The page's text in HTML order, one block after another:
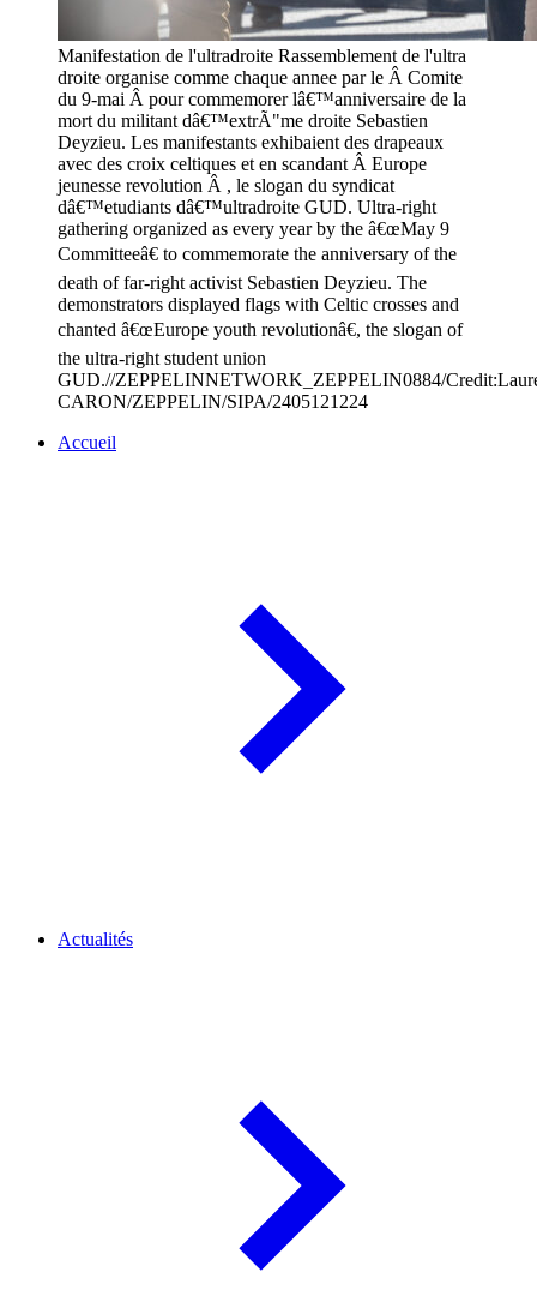
Manifestation de l'ultradroite Rassemblement de l'ultra
droite organise comme chaque annee par le Â Comite
du 9-mai Â pour commemorer lâ€™anniversaire de la
mort du militant dâ€™extrÃ"me droite Sebastien
Deyzieu. Les manifestants exhibaient des drapeaux
avec des croix celtiques et en scandant Â Europe
jeunesse revolution Â , le slogan du syndicat
dâ€™etudiants dâ€™ultradroite GUD. Ultra-right
gathering organized as every year by the â€œMay 9
Committeeâ€ to commemorate the anniversary of the
death of far-right activist Sebastien Deyzieu. The
demonstrators displayed flags with Celtic crosses and
chanted â€œEurope youth revolutionâ€, the slogan of
the ultra-right student union
GUD.//ZEPPELINNETWORK_ZEPPELIN0884/
CARON/ZEPPELIN/SIPA/2405121224
Accueil
Actualités